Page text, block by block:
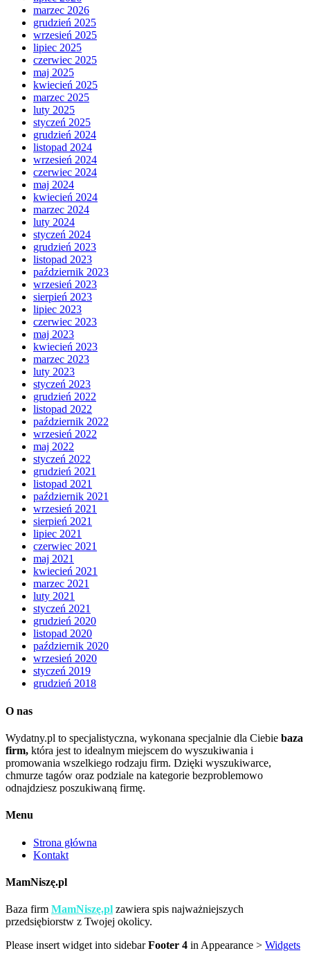
marzec 2026
grudzień 2025
wrzesień 2025
lipiec 2025
czerwiec 2025
maj 2025
kwiecień 2025
marzec 2025
luty 2025
styczeń 2025
grudzień 2024
listopad 2024
wrzesień 2024
czerwiec 2024
maj 2024
kwiecień 2024
marzec 2024
luty 2024
styczeń 2024
grudzień 2023
listopad 2023
październik 2023
wrzesień 2023
sierpień 2023
lipiec 2023
czerwiec 2023
maj 2023
kwiecień 2023
marzec 2023
luty 2023
styczeń 2023
grudzień 2022
listopad 2022
październik 2022
wrzesień 2022
maj 2022
styczeń 2022
grudzień 2021
listopad 2021
październik 2021
wrzesień 2021
sierpień 2021
lipiec 2021
czerwiec 2021
maj 2021
kwiecień 2021
marzec 2021
luty 2021
styczeń 2021
grudzień 2020
listopad 2020
październik 2020
wrzesień 2020
styczeń 2019
grudzień 2018
O nas
Wydatny.pl to specjalistyczna, wykonana specjalnie dla Ciebie baza
firm, która jest to idealnym miejscem do wyszukiwania i
promowania wszelkiego rodzaju firm. Dzięki wyszukiwarce,
chmurze tagów oraz podziale na kategorie bezproblemowo
odnajdziesz poszukiwaną firmę.
Menu
Strona główna
Kontakt
MamNiszę.pl
Baza firm MamNiszę.pl zawiera spis najważniejszych
przedsiębiorstw z Twojej okolicy.
Please insert widget into sidebarFooter 4 in Appearance > Widgets